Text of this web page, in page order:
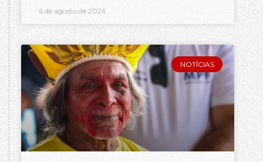
6 de agosto de 2026
NOTÍCIAS